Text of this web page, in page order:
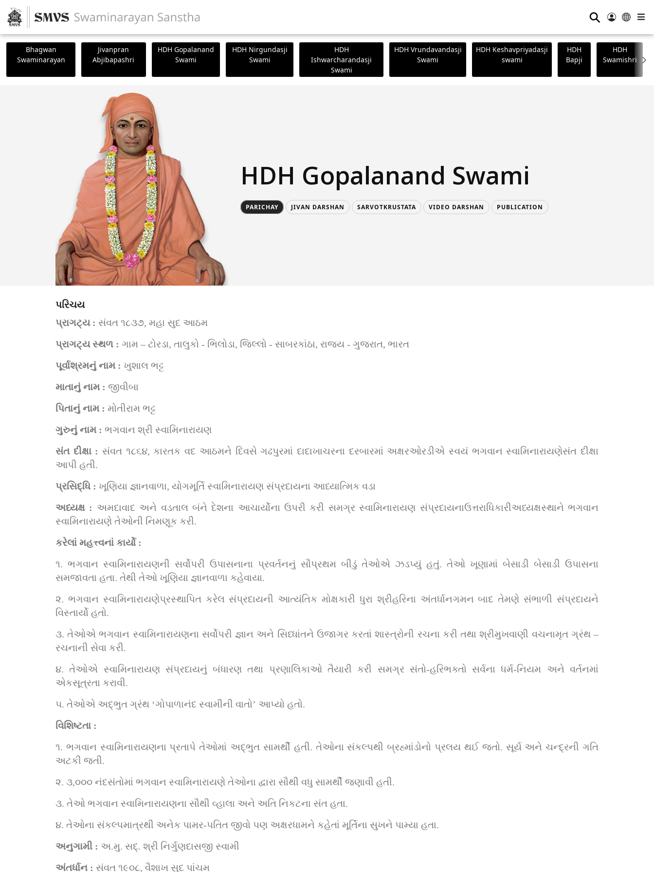
⚲
Bhagwan
Swaminarayan
Jivanpran
Abjibapashri
HDH Gopalanand
Swami
HDH Nirgundasji
Swami
HDH
Ishwarcharandasji
Swami
HDH Vrundavandasji
Swami
HDH Keshavpriyadasji
swami
HDH
Bapji
HDH
Swamishri
HDH Gopalanand Swami
PARICHAY JIVAN DARSHAN SARVOTKRUSTATA VIDEO DARSHAN PUBLICATION
પરિચય
પ્રાગટ્ય : સંવત ૧૮૩૭, મહા સુદ આઠમ
પ્રાગટ્ય સ્થળ : ગામ – ટોરડા, તાલુકો - ભિલોડા, જિલ્લો - સાબરકાંઠા, રાજ્ય - ગુજરાત, ભારત
પૂર્વાશ્રમનું નામ : ખુશાલ ભટ્ટ
માતાનું નામ : જીવીબા
પિતાનું નામ : મોતીરામ ભટ્ટ
ગુરુનું નામ : ભગવાન શ્રી સ્વામિનારાયણ
સંત દીક્ષા : સંવત ૧૮૬૪, કારતક વદ આઠમને દિવસે ગઢપુરમાં દાદાખાચરના દરબારમાં અક્ષરઓરડીએ સ્વયં ભગવાન સ્વામિનારાયણેસંત દીક્ષા
આપી હતી.
પ્રસિદ્ધિ : ખૂણિયા જ્ઞાનવાળા, યોગમૂર્તિ સ્વામિનારાયણ સંપ્રદાયના આધ્યાત્મિક વડા
અધ્યક્ષ : અમદાવાદ અને વડતાલ બંને દેશના આચાર્યોના ઉપરી કરી સમગ્ર સ્વામિનારાયણ સંપ્રદાયનાઉત્તરાધિકારીઅધ્યક્ષસ્થાને ભગવાન
સ્વામિનારાયણે તેઓની નિમણૂક કરી.
કરેલાં મહત્ત્વનાં કાર્યો :
૧. ભગવાન સ્વામિનારાયણની સર્વોપરી ઉપાસનાના પ્રવર્તનનું સૌપ્રથમ બીડું તેઓએ ઝડપ્યું હતું. તેઓ ખૂણામાં બેસાડી બેસાડી ઉપાસના
સમજાવતા હતા. તેથી તેઓ ખૂણિયા જ્ઞાનવાળા કહેવાયા.
૨. ભગવાન સ્વામિનારાયણેપ્રસ્થાપિત કરેલ સંપ્રદાયની આત્યંતિક મોક્ષકારી ધુરા શ્રીહરિના અંતર્ધાનગમન બાદ તેમણે સંભાળી સંપ્રદાયને
વિસ્તાર્યો હતો.
૩. તેઓએ ભગવાન સ્વામિનારાયણના સર્વોપરી જ્ઞાન અને સિધ્ધાંતને ઉજાગર કરતાં શાસ્ત્રોની રચના કરી તથા શ્રીમુખવાણી વચનામૃત ગ્રંથ –
રચનાની સેવા કરી.
૪. તેઓએ સ્વામિનારાયણ સંપ્રદાયનું બંધારણ તથા પ્રણાલિકાઓ તૈયારી કરી સમગ્ર સંતો-હરિભક્તો સર્વના ધર્મ-નિયમ અને વર્તનમાં
એકસૂત્રતા કરાવી.
૫. તેઓએ અદ્ભુત ગ્રંથ ‘ગોપાળાનંદ સ્વામીની વાતો’ આપ્યો હતો.
વિશિષ્ટતા :
૧. ભગવાન સ્વામિનારાયણના પ્રતાપે તેઓમાં અદ્ભુત સામર્થી હતી. તેઓના સંકલ્પથી બ્રહ્માંડોનો પ્રલય થઈ જતો. સૂર્ય અને ચન્દ્રની ગતિ
અટકી જતી.
૨. ૩,૦૦૦ નંદસંતોમાં ભગવાન સ્વામિનારાયણે તેઓના દ્વારા સૌથી વધુ સામર્થી જણાવી હતી.
૩. તેઓ ભગવાન સ્વામિનારાયણના સૌથી વ્હાલા અને અતિ નિકટના સંત હતા.
૪. તેઓના સંકલ્પમાત્રથી અનેક પામર-પતિત જીવો પણ અક્ષરધામને કહેતાં મૂર્તિના સુખને પામ્યા હતા.
અનુગામી : અ.મુ. સદ્. શ્રી નિર્ગુણદાસજી સ્વામી
અંતર્ધાન : સંવત ૧૯૦૮, વૈશાખ સુદ પાંચમ